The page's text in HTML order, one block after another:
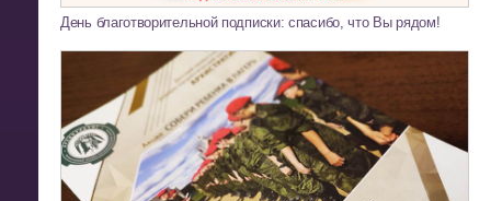
День благотворительной подписки: спасибо, что Вы рядом!